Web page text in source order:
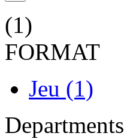
(1)
FORMAT
Jeu (1)
Departments